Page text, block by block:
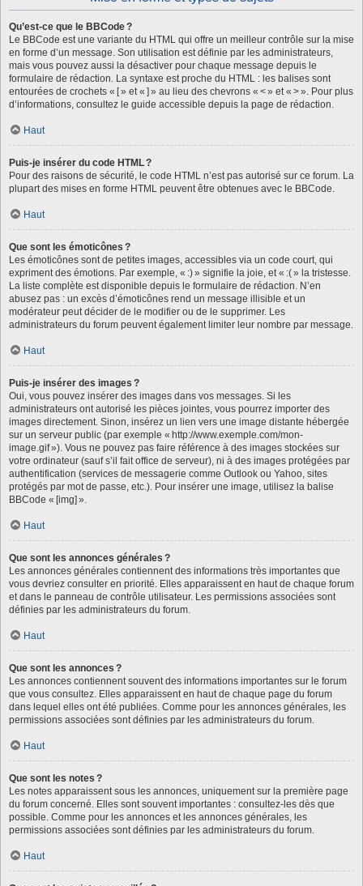
Qu’est-ce que le BBCode ?
Le BBCode est une variante du HTML qui offre un meilleur contrôle sur la mise
en forme d’un message. Son utilisation est définie par les administrateurs,
mais vous pouvez aussi la désactiver pour chaque message depuis le
formulaire de rédaction. La syntaxe est proche du HTML : les balises sont
entourées de crochets « [ » et « ] » au lieu des chevrons « < » et « > ». Pour plus
d’informations, consultez le guide accessible depuis la page de rédaction.
Haut
Puis-je insérer du code HTML ?
Pour des raisons de sécurité, le code HTML n’est pas autorisé sur ce forum. La
plupart des mises en forme HTML peuvent être obtenues avec le BBCode.
Haut
Que sont les émoticônes ?
Les émoticônes sont de petites images, accessibles via un code court, qui
expriment des émotions. Par exemple, « :) » signifie la joie, et « :( » la tristesse.
La liste complète est disponible depuis le formulaire de rédaction. N’en
abusez pas : un excès d’émoticônes rend un message illisible et un
modérateur peut décider de le modifier ou de le supprimer. Les
administrateurs du forum peuvent également limiter leur nombre par message.
Haut
Puis-je insérer des images ?
Oui, vous pouvez insérer des images dans vos messages. Si les
administrateurs ont autorisé les pièces jointes, vous pourrez importer des
images directement. Sinon, insérez un lien vers une image distante hébergée
sur un serveur public (par exemple « http://www.exemple.com/mon-
image.gif »). Vous ne pouvez pas faire référence à des images stockées sur
votre ordinateur (sauf s’il fait office de serveur), ni à des images protégées par
authentification (services de messagerie comme Outlook ou Yahoo, sites
protégés par mot de passe, etc.). Pour insérer une image, utilisez la balise
BBCode « [img] ».
Haut
Que sont les annonces générales ?
Les annonces générales contiennent des informations très importantes que
vous devriez consulter en priorité. Elles apparaissent en haut de chaque forum
et dans le panneau de contrôle utilisateur. Les permissions associées sont
définies par les administrateurs du forum.
Haut
Que sont les annonces ?
Les annonces contiennent souvent des informations importantes sur le forum
que vous consultez. Elles apparaissent en haut de chaque page du forum
dans lequel elles ont été publiées. Comme pour les annonces générales, les
permissions associées sont définies par les administrateurs du forum.
Haut
Que sont les notes ?
Les notes apparaissent sous les annonces, uniquement sur la première page
du forum concerné. Elles sont souvent importantes : consultez-les dès que
possible. Comme pour les annonces et les annonces générales, les
permissions associées sont définies par les administrateurs du forum.
Haut